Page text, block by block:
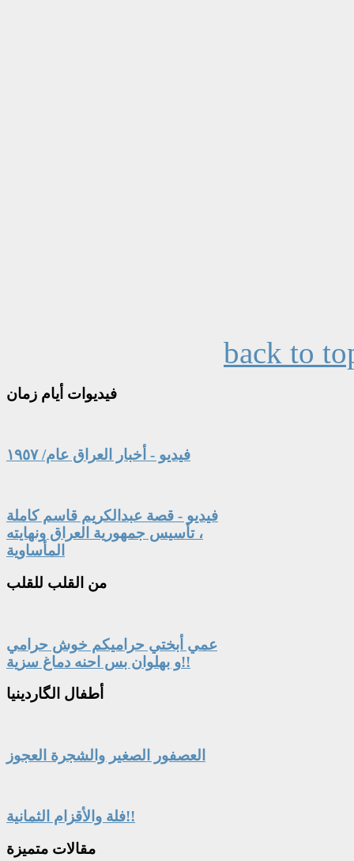
back to
فيديوات أيام زمان
فيديو - أخبار العراق عام/ ١٩٥٧
فيديو - قصة عبدالكريم قاسم كاملة
، تأسيس جمهورية العراق ونهايته
المأساوية
من القلب للقلب
عمي أبختي حراميكم خوش حرامي
و بهلوان بس احنه دماغ سزية!!
أطفال الگاردينيا
العصفور الصغير والشجرة العجوز
فلة والأقزام الثمانية!!
مقالات متميزة